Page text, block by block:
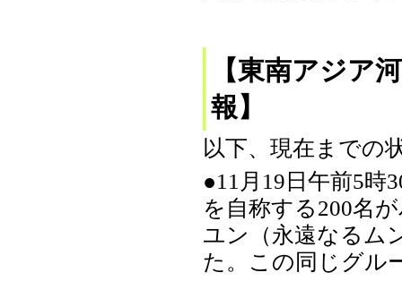
【東南アジア
報】
以下、現在までの
●11月19日午前5時
を自称する200名
ユン（永遠なるム
た。この同じグル